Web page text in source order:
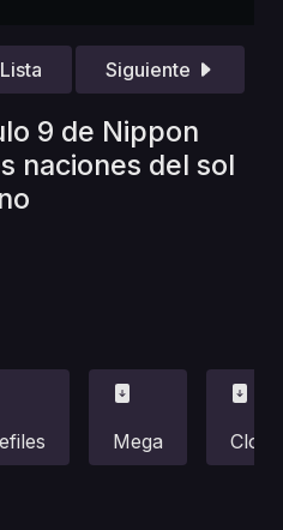
Lista Siguiente
9 de Nippon
naciones del sol
Mega Cloud